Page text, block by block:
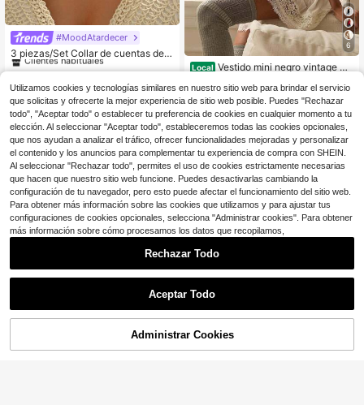
#MoodAtardecer
3 piezas/Set Collar de cuentas de a
rroz, perlas falsas, estrella de mar y
inimalista hecha a mano para mujer
es, adecuada para uso diario y vac
aciones en la playa, estilo boho chi
c
#1 Más vendidos
Clientes habituales
#1 Más vendidos
#1 Más vendidos
#1 Más vendidos
Clientes habituales
$3 .10 -11%
6
Local Vestido mini negro vintage Y2
fruncida y línea A
$22.88 -41%
¡55% DE DESCUENTO!
Utilizamos cookies y tecnologías similares en nuestro sitio web para brindar el servicio
que solicitas y ofrecerte la mejor experiencia de sitio web posible. Puedes "Rechazar
todo", "Aceptar todo" o establecer tu preferencia de cookies en cualquier momento a tu
elección. Al seleccionar "Aceptar todo", estableceremos todas las cookies opcionales,
que nos ayudan a analizar el tráfico, ofrecer funcionalidades mejoradas y personalizar
el contenido y los anuncios para complementar tu experiencia de compra con SHEIN.
Al seleccionar "Rechazar todo", permites el uso de cookies estrictamente necesarias
que hacen que nuestro sitio web funcione. Puedes desactivarlas cambiando la
configuración de tu navegador, pero esto puede afectar el funcionamiento del sitio web.
Para obtener más información sobre las cookies que utilizamos y para ajustar tus
configuraciones de cookies opcionales, selecciona "Administrar cookies". Para obtener
más información sobre cómo procesamos los datos que recopilamos,
Rechazar Todo
Aceptar Todo
Administrar Cookies